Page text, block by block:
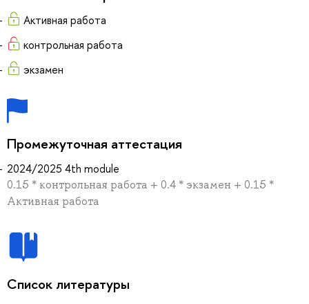
Активная работа
контрольная работа
экзамен
Промежуточная аттестация
2024/2025 4th module
0.15 * контрольная работа + 0.4 * экзамен + 0.15 *
Активная работа
Список литературы